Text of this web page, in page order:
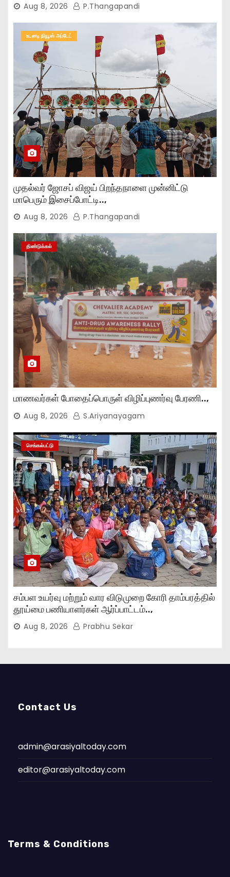
Aug 8, 2026 P.Thangapandi
உடனடி நியூஸ் அப்டேட்
முதல்வர் ஜோசப் விஜய் பிறந்தநாளை முன்னிட்டு
மாபெரும் இசைப்போட்டி..,
Aug 8, 2026 P.Thangapandi
திண்டுக்கல்
மாணவர்கள் போதைப்பொருள் விழிப்புணர்வு பேரணி..,
Aug 8, 2026 S.Ariyanayagam
செங்கல்பட்டு
சம்பள உயர்வு மற்றும் வார விடுமுறை கோரி தாம்பரத்தில்
தூய்மை பணியாளர்கள் ஆர்ப்பாட்டம்..,
Aug 8, 2026 Prabhu Sekar
Contact Us
admin@arasiyaltoday.com
editor@arasiyaltoday.com
Terms & Conditions